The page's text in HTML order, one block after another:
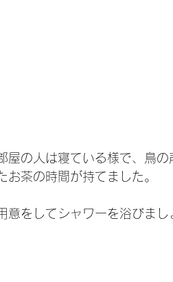
屋の人は寝ている様で、鳥の
お茶の時間が持てました。
意をしてシャワーを浴びまし